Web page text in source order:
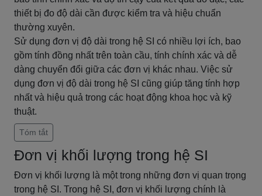
thiết bị đo độ dài cần được kiểm tra và hiệu chuẩn
thường xuyên.
Sử dụng đơn vị độ dài trong hệ SI có nhiều lợi ích, bao
gồm tính đồng nhất trên toàn cầu, tính chính xác và dễ
dàng chuyển đổi giữa các đơn vị khác nhau. Việc sử
dụng đơn vị độ dài trong hệ SI cũng giúp tăng tính hợp
nhất và hiệu quả trong các hoạt động khoa học và kỹ
thuật.
Tóm tắt
Đơn vị khối lượng trong hệ SI
Đơn vị khối lượng là một trong những đơn vị quan trọng
trong hệ SI. Trong hệ SI, đơn vị khối lượng chính là